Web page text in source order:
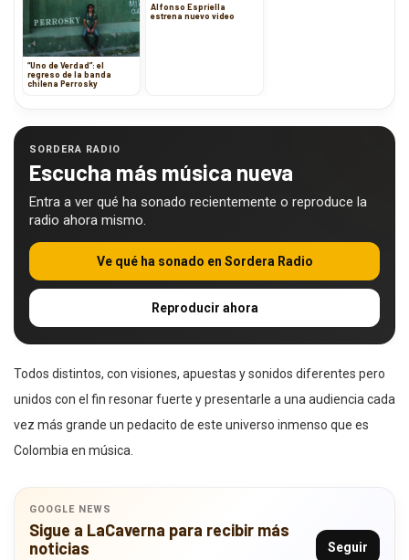
“Uno de Verdad”: el
regreso de la banda
chilena Perrosky
Alfonso Espriella
estrena nuevo video
SORDERA RADIO
Escucha más música nueva
Entra a ver qué ha sonado recientemente o reproduce la
radio ahora mismo.
Ve qué ha sonado en Sordera Radio
Reproducir ahora
Todos distintos, con visiones, apuestas y sonidos diferentes pero
unidos con el fin resonar fuerte y presentarle a una audiencia cada
vez más grande un pedacito de este universo inmenso que es
Colombia en música.
GOOGLE NEWS
Sigue a LaCaverna para recibir más
noticias
Seguir